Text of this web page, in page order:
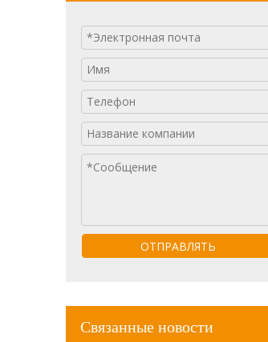
ОТПРАВЛЯТЬ
Связанные новости